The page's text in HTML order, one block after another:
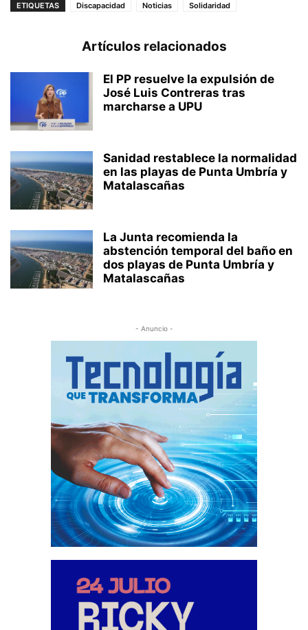
ETIQUETAS Discapacidad Noticias Solidaridad
Artículos relacionados
El PP resuelve la expulsión de
José Luis Contreras tras
marcharse a UPU
Sanidad restablece la normalidad
en las playas de Punta Umbría y
Matalascañas
La Junta recomienda la
abstención temporal del baño en
dos playas de Punta Umbría y
Matalascañas
- Anuncio -